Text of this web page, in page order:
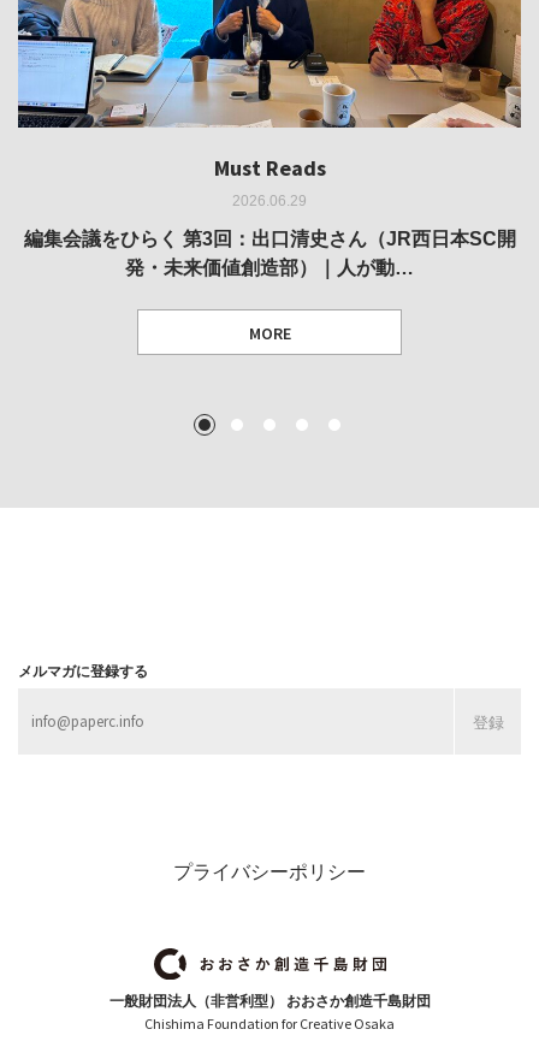
Must Reads
2026.06.29
編集会議をひらく 第3回：出口清史さん（JR西日本SC開
発・未来価値創造部）｜人が動…
MORE
Must Reads
2026.05.14
REVIEW｜果たして美術家・梅津庸一は、「大阪のゆかり
作家」となることができたのか…
Must Reads
2026.03.11
REPORT｜博覧会の残像
MORE
Must Reads
2026.02.25
REVIEW｜菊池聡太朗 個展「余りの風景」
MORE
Must Reads
2025.10.01
REVIEW｜生の存在証明としての線——「ライフライン」
展
1 2 3 4 5
メルマガに登録する
プライバシーポリシー
一般財団法人（非営利型） おおさか創造千島財団
Chishima Foundation for Creative Osaka